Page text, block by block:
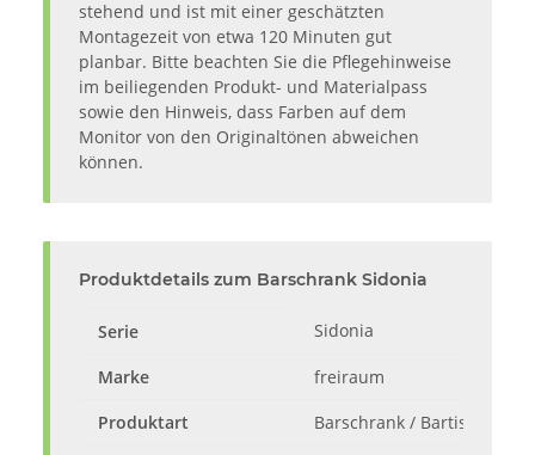
stehend und ist mit einer geschätzten
Montagezeit von etwa 120 Minuten gut
planbar. Bitte beachten Sie die Pflegehinweise
im beiliegenden Produkt- und Materialpass
sowie den Hinweis, dass Farben auf dem
Monitor von den Originaltönen abweichen
können.
Produktdetails zum Barschrank Sidonia
Serie Sidonia
Marke
freiraum
Produktart
Barschrank / Bartisch